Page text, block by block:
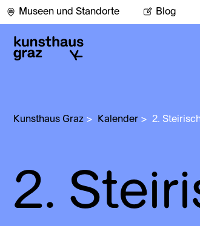
Museen und Standorte Blog
Kunsthaus Graz > Kalender > 2.
2.